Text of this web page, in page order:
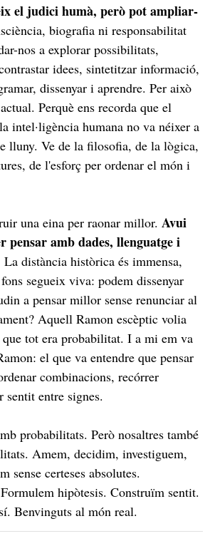
el judici humà, però pot ampliar-
biografia ni responsabilitat
nos a explorar possibilitats,
idees, sintetitzar informació,
dissenyar i aprendre. Per això
Perquè ens recorda que el
intel·ligència humana no va néixer a
lluny. Ve de la filosofia, de la lògica,
de l'esforç per ordenar el món i
una eina per raonar millor. Avui
pensar amb dades, llenguatge i
La distància històrica és immensa,
segueix viva: podem dissenyar
a pensar millor sense renunciar al
Aquell Ramon escèptic volia
tot era probabilitat. I a mi em va
el que va entendre que pensar
combinacions, recórrer
entre signes.
probabilitats. Però nosaltres també
Amem, decidim, investiguem,
sense certeses absolutes.
hipòtesis. Construïm sentit.
Benvinguts al món real.